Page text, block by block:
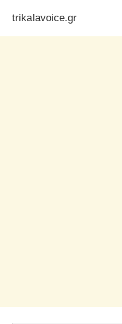
trikalavoice.gr